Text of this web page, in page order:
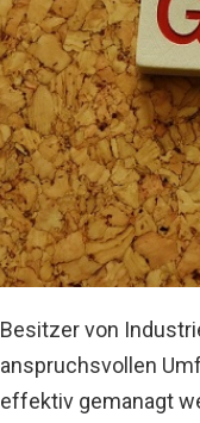
Besitzer von
anspruchsvollen
effektiv gemanagt